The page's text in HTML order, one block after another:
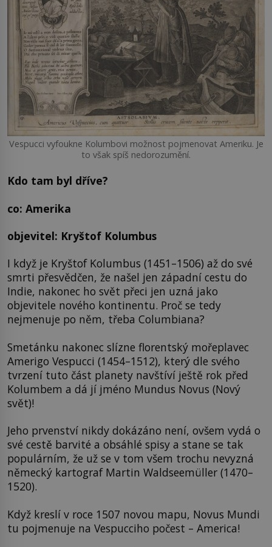
Vespucci vyfoukne Kolumbovi možnost pojmenovat Ameriku. Je
to však spíš nedorozumění.
Kdo tam byl dříve?
co: Amerika
objevitel: Kryštof Kolumbus
I když je Kryštof Kolumbus (1451–1506) až do své
smrti přesvědčen, že našel jen západní cestu do
Indie, nakonec ho svět přeci jen uzná jako
objevitele nového kontinentu. Proč se tedy
nejmenuje po něm, třeba Columbiana?
Smetánku nakonec slízne florentský mořeplavec
Amerigo Vespucci (1454–1512), který dle svého
tvrzení tuto část planety navštíví ještě rok před
Kolumbem a dá jí jméno Mundus Novus (Nový
svět)!
Jeho prvenství nikdy dokázáno není, ovšem vydá o
své cestě barvité a obsáhlé spisy a stane se tak
populárním, že už se v tom všem trochu nevyzná
německý kartograf Martin Waldseemüller (1470–
1520).
Když kreslí v roce 1507 novou mapu, Novus Mundi
tu pojmenuje na Vespucciho počest – America!